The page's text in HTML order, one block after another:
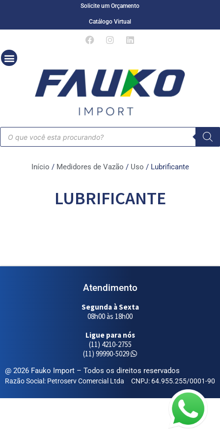
Solicite um Orçamento
Catálogo Virtual
Início / Medidores de Vazão / Uso / Lubrificante
LUBRIFICANTE
Atendimento
Segunda à Sexta
08h00 às 18h00
Ligue para nós
(11) 4210-2755
(11) 99990-5029
@ 2026 Fauko Import – Todos os direitos reservados
Razão Social: Petroserv Comercial Ltda CNPJ: 64.955.255/0001-90